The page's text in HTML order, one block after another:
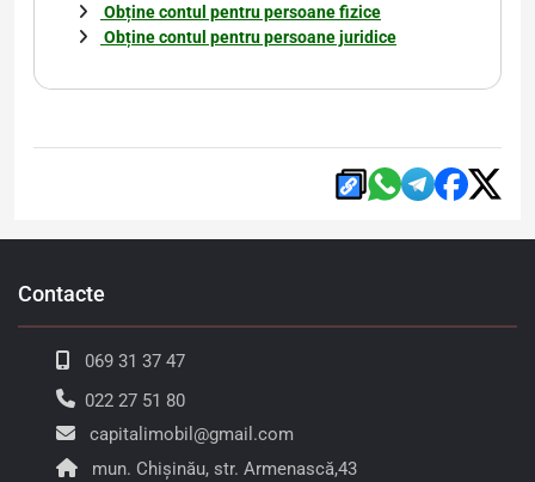
Obține contul pentru persoane fizice
Obține contul pentru persoane juridice
Contacte
069 31 37 47
022 27 51 80
capitalimobil@gmail.com
mun. Chișinău, str. Armenască,43